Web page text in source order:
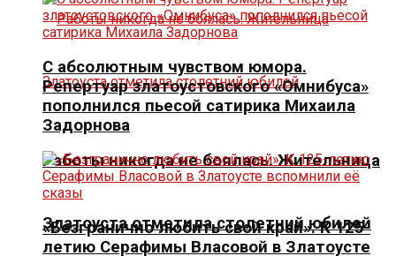
Работы никогда не боялась. Жительница
Златоуста отметила столетний юбилей
С абсолютным чувством юмора.
Репертуар златоустовского «Омнибуса»
пополнился пьесой сатирика Михаила
Задорнова
«Безгранично любить свой край». К 125-
летию Серафимы Власовой в Златоусте